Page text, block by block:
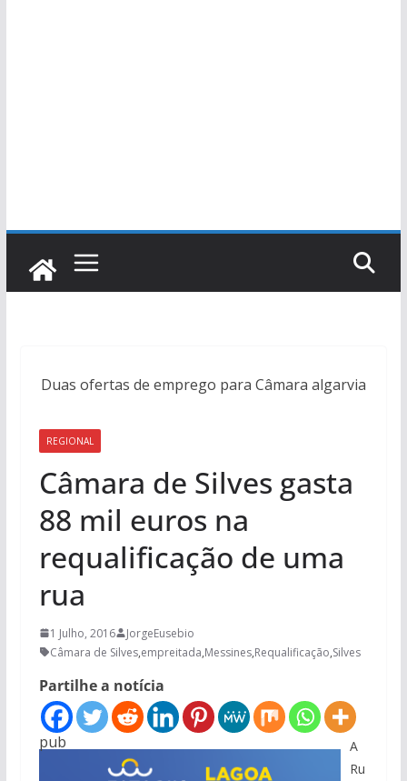
Duas ofertas de emprego para Câmara algarvia
REGIONAL
Câmara de Silves gasta
88 mil euros na
requalificação de uma
rua
1 Julho, 2016
JorgeEusebio
Câmara de Silves,empreitada,Messines,Requalificação,Silves
Partilhe a notícia
pub
A
Ru